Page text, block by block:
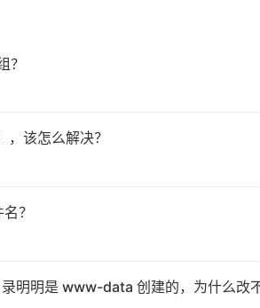
？
该怎么解决？
？
明明是 www-data 创建的，为什么改